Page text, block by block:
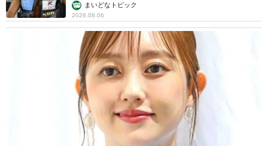
まいどなトピック
2026.08.06